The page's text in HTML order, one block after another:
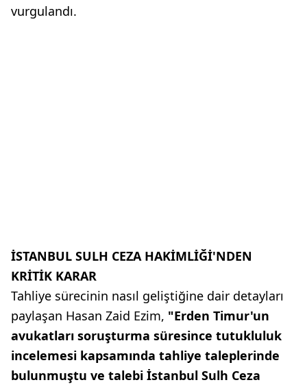
vurgulandı.
İSTANBUL SULH CEZA HAKİMLİĞİ'NDEN
KRİTİK KARAR
Tahliye sürecinin nasıl geliştiğine dair detayları
paylaşan Hasan Zaid Ezim, "Erden Timur'un
avukatları soruşturma süresince tutukluluk
incelemesi kapsamında tahliye taleplerinde
bulunmuştu ve talebi İstanbul Sulh Ceza